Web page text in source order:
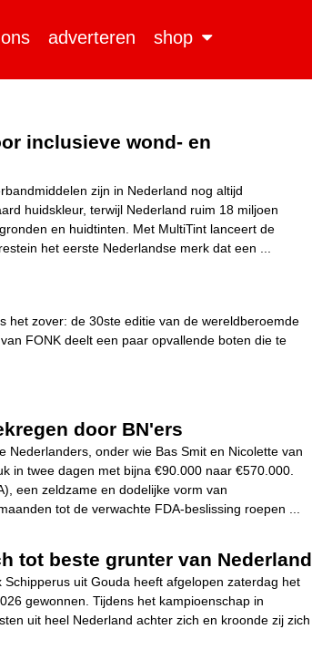
adverteren shop
inclusieve wond- en
zijn in Nederland nog altijd
huidskleur, terwijl Nederland ruim 18 miljoen
en huidtinten. Met MultiTint lanceert de
het eerste Nederlandse merk dat een ...
het zover: de 30ste editie van de wereldberoemde
FONK deelt een paar opvallende boten die te
door BN'ers
Nederlanders, onder wie Bas Smit en Nicolette van
in twee dagen met bijna €90.000 naar €570.000.
een zeldzame en dodelijke vorm van
tot de verwachte FDA-beslissing roepen ...
tot beste grunter van Nederland
uit Gouda heeft afgelopen zaterdag het
gewonnen. Tijdens het kampioenschap in
uit heel Nederland achter zich en kroonde zij zich